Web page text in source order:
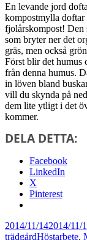
En levande jord
kompostmylla doftar
fjolårskompost! Den
som bryter ner det
gräs, men också
Först blir det humus
från denna humus.
in löven bland
vill du skynda på
dem lite ytligt i det
kommer.
DELA DETTA:
Facebook
LinkedIn
X
Pinterest
Postat
2014/11/142014/11/
trädgårdTaggar
Höstarbete,